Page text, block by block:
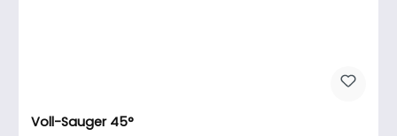
Voll-Sauger 45°